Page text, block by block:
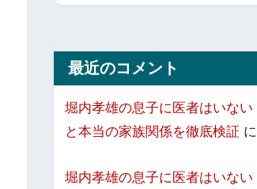
最近のコメント
堀内孝雄の息子に医者はいない
と本当の家族関係を徹底検証 に
堀内孝雄の息子に医者はいない